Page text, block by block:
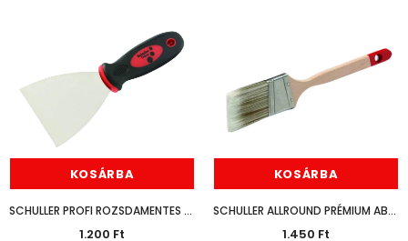
KOSÁRBA
SCHULLER PROFI ROZSDAMENTES FESTŐSPATULYA 100MM
1.200 Ft
KOSÁRBA
SCHULLER ALLROUND PRÉMIUM ABLAKFESTŐ ECSET 40MM
1.450 Ft